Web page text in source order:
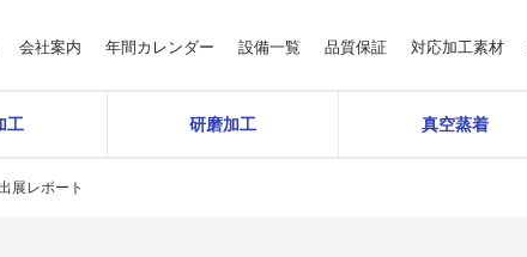
工 研磨加工 真空蒸着
会社案内 年間カレンダー 設備一覧 品質保証 対応加工素材
展レポート